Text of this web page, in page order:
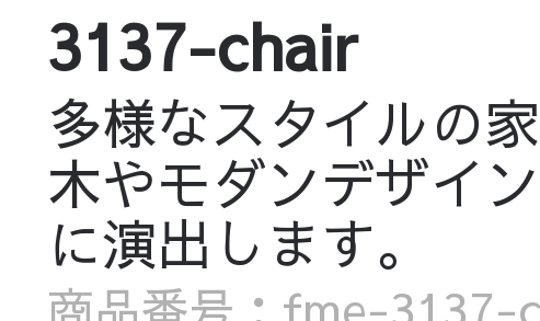
3137-chair
多様なスタイルの
木やモダンデザイ
に演出します。